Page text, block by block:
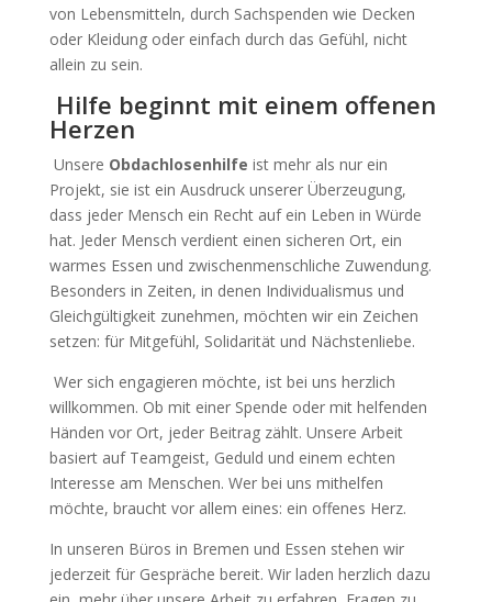
von Lebensmitteln, durch Sachspenden wie Decken
oder Kleidung oder einfach durch das Gefühl, nicht
allein zu sein.
Hilfe beginnt mit einem offenen
Herzen
Unsere Obdachlosenhilfe ist mehr als nur ein
Projekt, sie ist ein Ausdruck unserer Überzeugung,
dass jeder Mensch ein Recht auf ein Leben in Würde
hat. Jeder Mensch verdient einen sicheren Ort, ein
warmes Essen und zwischenmenschliche Zuwendung.
Besonders in Zeiten, in denen Individualismus und
Gleichgültigkeit zunehmen, möchten wir ein Zeichen
setzen: für Mitgefühl, Solidarität und Nächstenliebe.
Wer sich engagieren möchte, ist bei uns herzlich
willkommen. Ob mit einer Spende oder mit helfenden
Händen vor Ort, jeder Beitrag zählt. Unsere Arbeit
basiert auf Teamgeist, Geduld und einem echten
Interesse am Menschen. Wer bei uns mithelfen
möchte, braucht vor allem eines: ein offenes Herz.
In unseren Büros in Bremen und Essen stehen wir
jederzeit für Gespräche bereit. Wir laden herzlich dazu